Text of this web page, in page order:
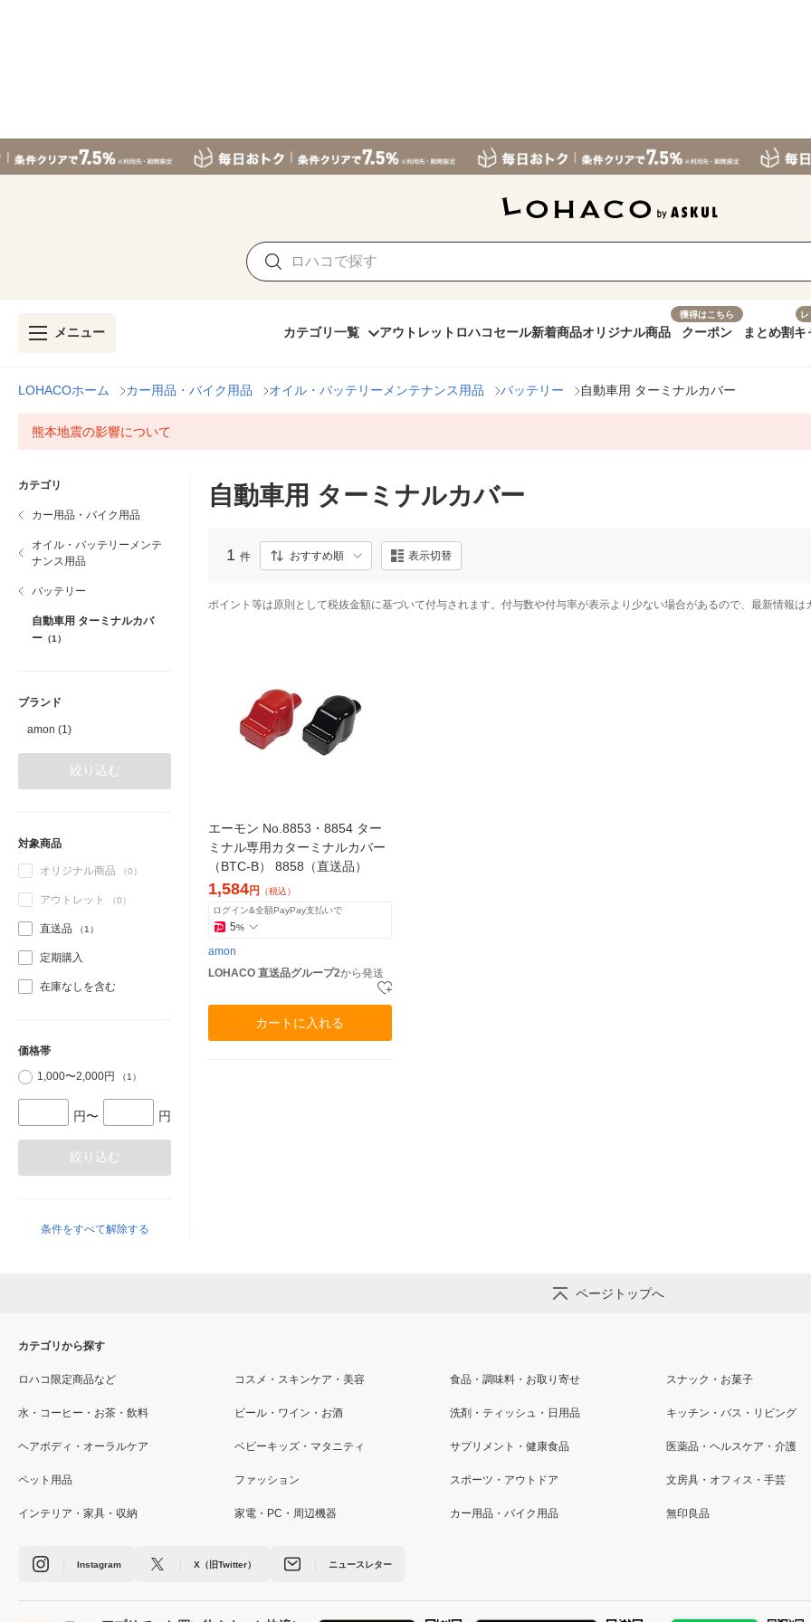
メニュー カテゴリ一覧 アウトレット ロハコセール新着商品オリジナル商品
獲得はこちら
クーポン まとめ割キ
LOHACOホーム カー用品・バイク用品 オイル・バッテリーメンテナンス用品 バッテリー 自動車用 ターミナルカバー
熊本地震の影響について
カテゴリ
カー用品・バイク用品
オイル・バッテリーメンテ
ナンス用品
バッテリー
自動車用 ターミナルカバ
ー （1）
ブランド
amon (1)
絞り込む
対象商品
オリジナル商品 （0）
アウトレット （0）
直送品 （1）
定期購入
在庫なしを含む
価格帯
1,000〜2,000円
（1）
円〜 円
絞り込む
条件をすべて解除する
自動車用 ターミナルカバー
1 件 おすすめ順 表示切替
ポイント等は原則として税抜金額に基づいて付与されます。付与数や付与率が表示より少ない場合があるので、最新情報は
エーモン No.8853・8854 ター
ミナル専用カターミナルカバー
（BTC-B） 8858（直送品）
1,584円 （税込）
ログイン&全額PayPay支払いで
5%
amon
LOHACO 直送品グループ2から発送
カートに入れる
ページトップへ
カテゴリから探す
ロハコ限定商品など コスメ・スキンケア・美容 食品・調味料・お取り寄せ スナック・お菓子
水・コーヒー・お茶・飲料 ビール・ワイン・お酒 洗剤・ティッシュ・日用品 キッチン・バス・リビング
ヘアボディ・オーラルケア ベビーキッズ・マタニティ サプリメント・健康食品 医薬品・ヘルスケア・介護
ペット用品 ファッション スポーツ・アウトドア 文房具・オフィス・手芸
インテリア・家具・収納 家電・PC・周辺機器 カー用品・バイク用品 無印良品
Instagram X（旧Twitter） ニュースレター